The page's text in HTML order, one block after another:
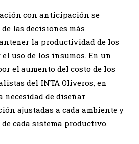
con anticipación se
las decisiones más
la productividad de los
uso de los insumos. En un
el aumento del costo de los
del INTA Oliveros, en
necesidad de diseñar
ajustadas a cada ambiente y
cada sistema productivo.